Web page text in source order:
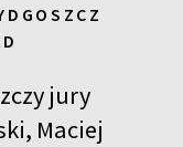
jury
Maciej